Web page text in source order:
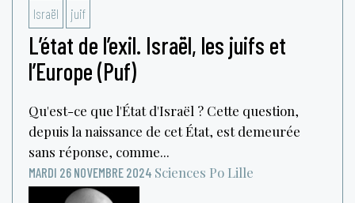
Israël juif
L’état de l’exil. Israël, les juifs et
l’Europe (Puf)
Qu'est-ce que l'État d'Israël ? Cette question,
depuis la naissance de cet État, est demeurée
sans réponse, comme...
MARDI 26 NOVEMBRE 2024 Sciences Po Lille